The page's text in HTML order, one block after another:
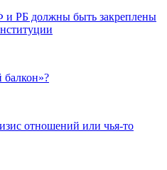
РБ должны быть закреплены
балкон»?
отношений или чья-то